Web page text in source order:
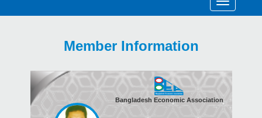
Member Information
Bangladesh Economic Association